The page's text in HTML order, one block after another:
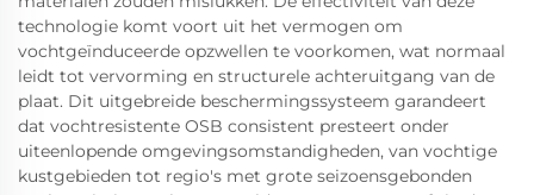
technologie komt voort uit het vermogen om
vochtgeïnduceerde opzwellen te voorkomen, wat normaal
leidt tot vervorming en structurele achteruitgang van de
plaat. Dit uitgebreide beschermingssysteem garandeert
dat vochtresistente OSB consistent presteert onder
uiteenlopende omgevingsomstandigheden, van vochtige
kustgebieden tot regio's met grote seizoensgebonden